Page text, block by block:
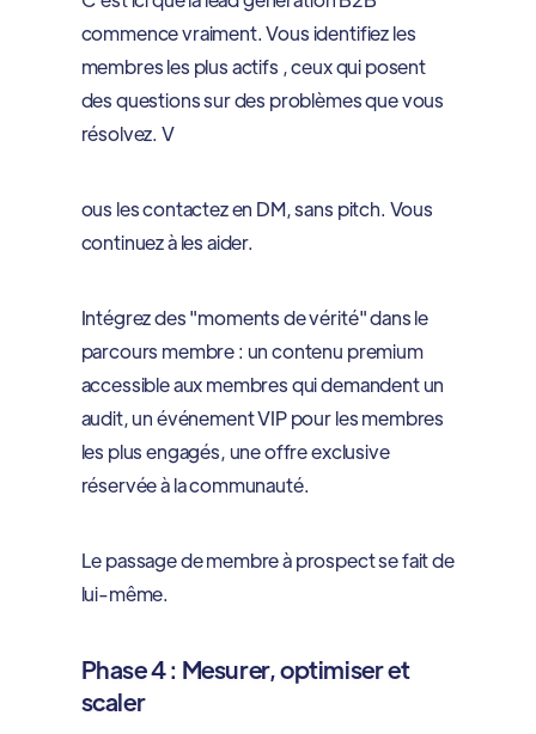
commence vraiment. Vous identifiez les
membres les plus actifs , ceux qui posent
des questions sur des problèmes que vous
résolvez. V
ous les contactez en DM, sans pitch. Vous
continuez à les aider.
Intégrez des "moments de vérité" dans le
parcours membre : un contenu premium
accessible aux membres qui demandent un
audit, un événement VIP pour les membres
les plus engagés, une offre exclusive
réservée à la communauté.
Le passage de membre à prospect se fait de
lui-même.
Phase 4 : Mesurer, optimiser et
scaler